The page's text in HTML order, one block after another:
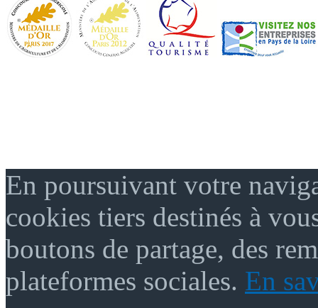
En poursuivant votre
cookies tiers destinés à
boutons de partage, des
plateformes sociales. En